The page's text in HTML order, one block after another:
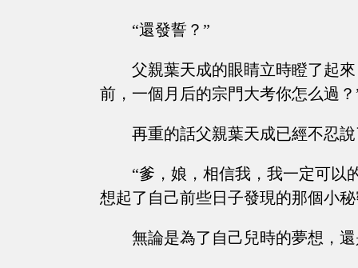
“還發誓？”
父親葉天成的眼睛立時瞪了起
前，一個月后的宗門大考你怎么過？
再重的話父親葉天成已經不忍
“爹，娘，相信我，我一定可以
想起了自己前些日子發現的那個小
無論是為了自己兒時的夢想，